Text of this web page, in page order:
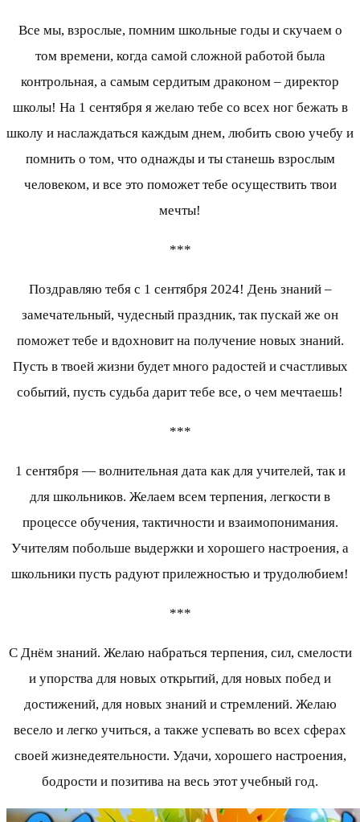
Все мы, взрослые, помним школьные годы и скучаем о
том времени, когда самой сложной работой была
контрольная, а самым сердитым драконом – директор
школы! На 1 сентября я желаю тебе со всех ног бежать в
школу и наслаждаться каждым днем, любить свою учебу и
помнить о том, что однажды и ты станешь взрослым
человеком, и все это поможет тебе осуществить твои
мечты!
***
Поздравляю тебя с 1 сентября 2024! День знаний –
замечательный, чудесный праздник, так пускай же он
поможет тебе и вдохновит на получение новых знаний.
Пусть в твоей жизни будет много радостей и счастливых
событий, пусть судьба дарит тебе все, о чем мечтаешь!
***
1 сентября — волнительная дата как для учителей, так и
для школьников. Желаем всем терпения, легкости в
процессе обучения, тактичности и взаимопонимания.
Учителям побольше выдержки и хорошего настроения, а
школьники пусть радуют прилежностью и трудолюбием!
***
С Днём знаний. Желаю набраться терпения, сил, смелости
и упорства для новых открытий, для новых побед и
достижений, для новых знаний и стремлений. Желаю
весело и легко учиться, а также успевать во всех сферах
своей жизнедеятельности. Удачи, хорошего настроения,
бодрости и позитива на весь этот учебный год.